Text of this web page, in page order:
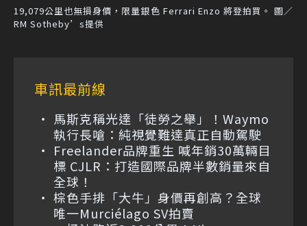
19,079公里也無損身價，限量銀色 Ferrari Enzo 將登拍買。 圖／
RM Sotheby’s提供
車訊最前線
馬斯克稱光達「徒勞之舉」！Waymo
執行長嗆：純視覺難達真正自動駕駛
Freelander品牌重生 喊年銷30萬輛目
標 CJLR：打造國際品牌半數銷量來自
全球！
棕色手排「大牛」身價再創高？全球
唯一Murciélago SV拍賣